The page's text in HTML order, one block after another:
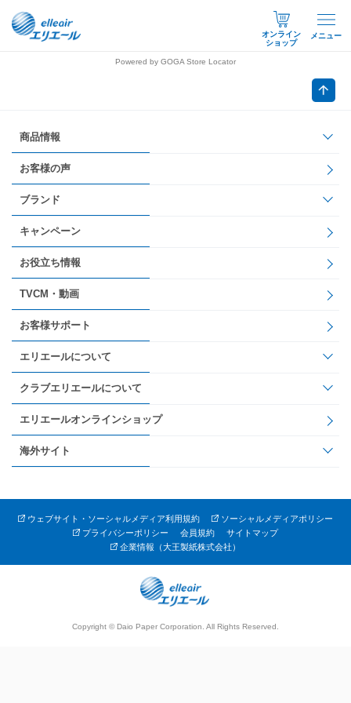
オンライン
ショップ
メニュー
Powered by GOGA Store Locator
商品情報
お客様の声
ブランド
キャンペーン
お役立ち情報
TVCM・動画
お客様サポート
エリエールについて
クラブエリエールについて
エリエールオンラインショップ
海外サイト
ウェブサイト・ソーシャルメディア利用規約
ソーシャルメディアポリシー
プライバシーポリシー
会員規約
サイトマップ
企業情報（大王製紙株式会社）
Copyright © Daio Paper Corporation. All Rights Reserved.